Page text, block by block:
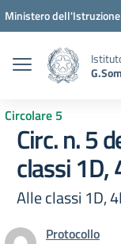
Vai ai contenuti
Vai al menu di
Vai al footer
Ministero
Circolare 5
Circ. n. 5
classi 1D,
Alle classi 1D,
Protocollo